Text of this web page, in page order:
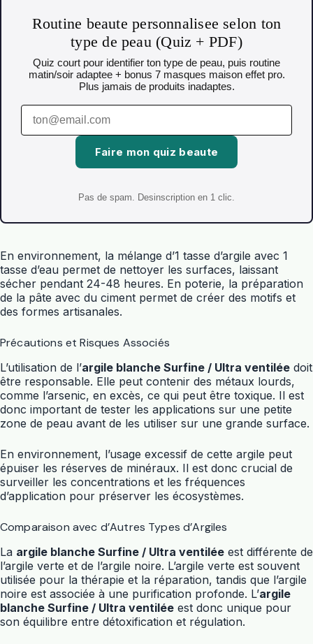
Routine beaute personnalisee selon ton
type de peau (Quiz + PDF)
Quiz court pour identifier ton type de peau, puis routine
matin/soir adaptee + bonus 7 masques maison effet pro.
Plus jamais de produits inadaptes.
Faire mon quiz beaute
Pas de spam. Desinscription en 1 clic.
En environnement, la mélange d’1 tasse d’argile avec 1
tasse d’eau permet de nettoyer les surfaces, laissant
sécher pendant 24-48 heures. En poterie, la préparation
de la pâte avec du ciment permet de créer des motifs et
des formes artisanales.
Précautions et Risques Associés
L’utilisation de l’argile blanche Surfine / Ultra ventilée doit
être responsable. Elle peut contenir des métaux lourds,
comme l’arsenic, en excès, ce qui peut être toxique. Il est
donc important de tester les applications sur une petite
zone de peau avant de les utiliser sur une grande surface.
En environnement, l’usage excessif de cette argile peut
épuiser les réserves de minéraux. Il est donc crucial de
surveiller les concentrations et les fréquences
d’application pour préserver les écosystèmes.
Comparaison avec d’Autres Types d’Argiles
La argile blanche Surfine / Ultra ventilée est différente de
l’argile verte et de l’argile noire. L’argile verte est souvent
utilisée pour la thérapie et la réparation, tandis que l’argile
noire est associée à une purification profonde. L’argile
blanche Surfine / Ultra ventilée est donc unique pour
son équilibre entre détoxification et régulation.